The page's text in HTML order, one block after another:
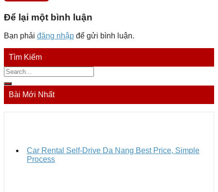
Để lại một bình luận
Bạn phải đăng nhập để gửi bình luận.
Tìm Kiếm
Bài Mới Nhất
Car Rental Self-Drive Da Nang Best Price, Simple
Process